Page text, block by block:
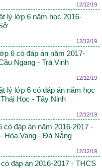
12/12/19
lý lớp 6 năm học 2016-
12/12/19
6 có đáp án năm 2017-
Ngang - Trà Vinh
12/12/19
lý lớp 6 có đáp án năm học
Học - Tây Ninh
12/12/19
đáp án năm 2016-2017 -
Hòa Vang - Đà Nẵng
12/12/19
đáp án 2016-2017 - THCS